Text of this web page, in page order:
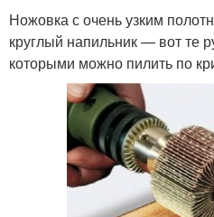
Ножовка с очень узким
круглый напильник — вот те
которыми можно пилить по